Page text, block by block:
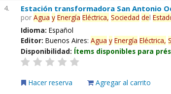
4. Estación transformadora San Antonio
porAgua y Energía Eléctrica, Sociedad del
Idioma:Español
Editor:Buenos Aires:Agua y Energía Eléctrica,
Disponibilidad: Ítems disponibles para
Hacer reserva Agregar al carrito